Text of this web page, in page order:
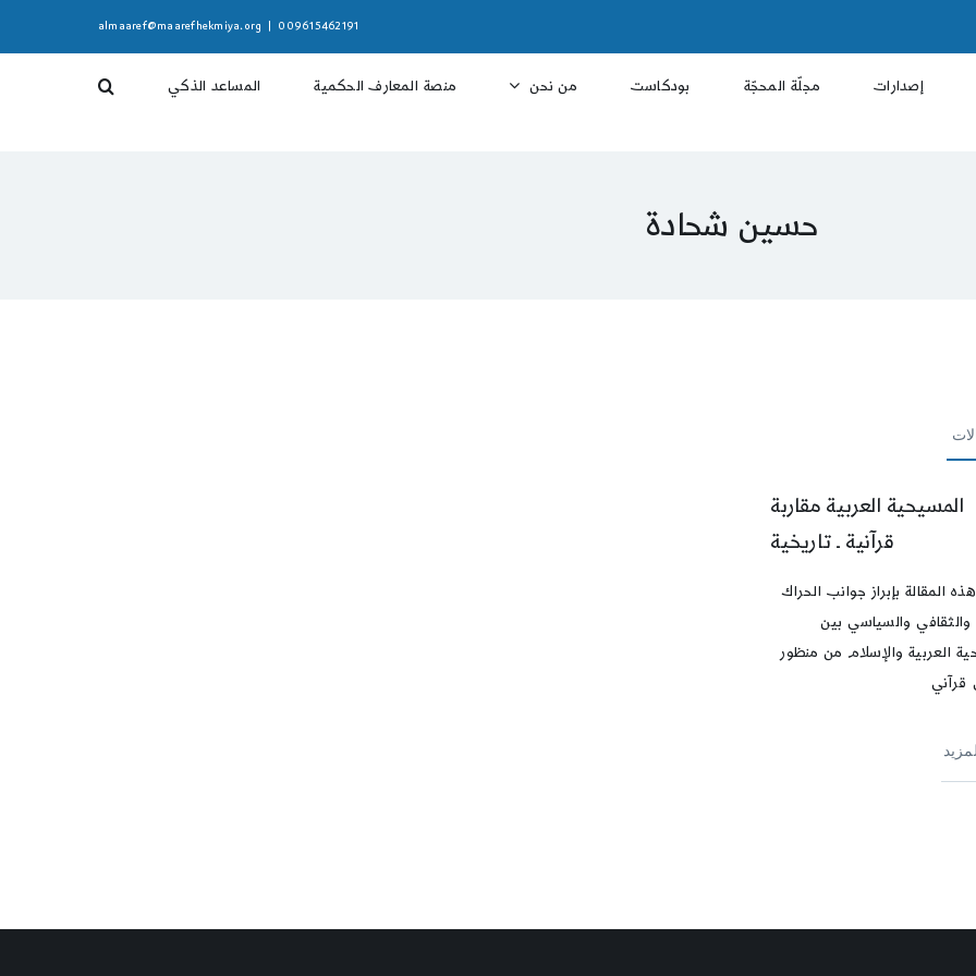
009615462191
almaaref@maarefhekmiya.org
إصدارات مجلّة المحجّة بودكاست من نحن منصة المعارف الحكمية المساعد الذكي
حسين شحادة
المسيحية العربية مقاربة
قرآنية ـ تاريخية
المقالة بإبراز جوانب الحراك
والثقافي والسياسي بين
العربية والإسلام من منظور
قرآني